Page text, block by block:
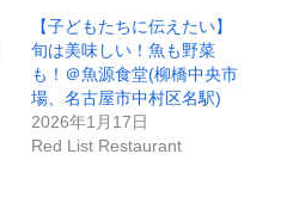
【子どもたちに伝えたい】
旬は美味しい！魚も野菜
も！＠魚源食堂(柳橋中央市
場、名古屋市中村区名駅)
2026年1月17日
Red List Restaurant